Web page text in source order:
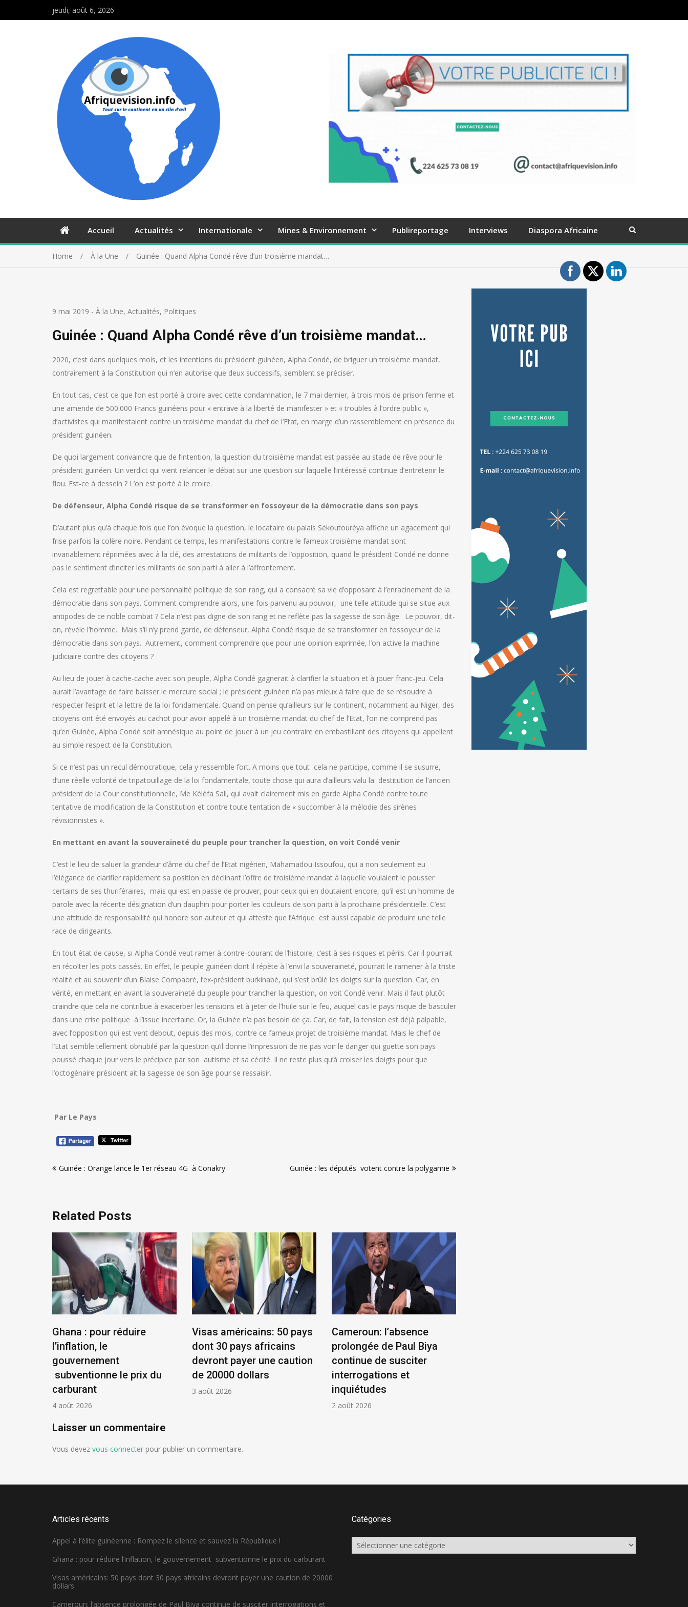
jeudi, août 6, 2026
Accueil Actualités Internationale Mines & Environnement Publireportage Interviews Diaspora Africaine
Home À la Une Guinée : Quand Alpha Condé rêve d’un troisième mandat…
9 mai 2019 - À la Une, Actualités, Politiques
Guinée : Quand Alpha Condé rêve d’un troisième mandat…
2020, c’est dans quelques mois, et les intentions du président guinéen, Alpha Condé, de briguer un troisième mandat,
contrairement à la Constitution qui n’en autorise que deux successifs, semblent se préciser.
En tout cas, c’est ce que l’on est porté à croire avec cette condamnation, le 7 mai dernier, à trois mois de prison ferme et
une amende de 500.000 Francs guinéens pour « entrave à la liberté de manifester » et « troubles à l’ordre public »,
d’activistes qui manifestaient contre un troisième mandat du chef de l’Etat, en marge d’un rassemblement en présence du
président guinéen.
De quoi largement convaincre que de l’intention, la question du troisième mandat est passée au stade de rêve pour le
président guinéen. Un verdict qui vient relancer le débat sur une question sur laquelle l’intéressé continue d’entretenir le
flou. Est-ce à dessein ? L’on est porté à le croire.
De défenseur, Alpha Condé risque de se transformer en fossoyeur de la démocratie dans son pays
D’autant plus qu’à chaque fois que l’on évoque la question, le locataire du palais Sékoutouréya affiche un agacement qui
frise parfois la colère noire. Pendant ce temps, les manifestations contre le fameux troisième mandat sont
invariablement réprimées avec à la clé, des arrestations de militants de l’opposition, quand le président Condé ne donne
pas le sentiment d’inciter les militants de son parti à aller à l’affrontement.
Cela est regrettable pour une personnalité politique de son rang, qui a consacré sa vie d’opposant à l’enracinement de la
démocratie dans son pays. Comment comprendre alors, une fois parvenu au pouvoir, une telle attitude qui se situe aux
antipodes de ce noble combat ? Cela n’est pas digne de son rang et ne reflète pas la sagesse de son âge. Le pouvoir, dit-
on, révèle l’homme. Mais s’il n’y prend garde, de défenseur, Alpha Condé risque de se transformer en fossoyeur de la
démocratie dans son pays. Autrement, comment comprendre que pour une opinion exprimée, l’on active la machine
judiciaire contre des citoyens ?
Au lieu de jouer à cache-cache avec son peuple, Alpha Condé gagnerait à clarifier la situation et à jouer franc-jeu. Cela
aurait l’avantage de faire baisser le mercure social ; le président guinéen n’a pas mieux à faire que de se résoudre à
respecter l’esprit et la lettre de la loi fondamentale. Quand on pense qu’ailleurs sur le continent, notamment au Niger, des
citoyens ont été envoyés au cachot pour avoir appelé à un troisième mandat du chef de l’Etat, l’on ne comprend pas
qu’en Guinée, Alpha Condé soit amnésique au point de jouer à un jeu contraire en embastillant des citoyens qui appellent
au simple respect de la Constitution.
Si ce n’est pas un recul démocratique, cela y ressemble fort. A moins que tout cela ne participe, comme il se susurre,
d’une réelle volonté de tripatouillage de la loi fondamentale, toute chose qui aura d’ailleurs valu la destitution de l’ancien
président de la Cour constitutionnelle, Me Kéléfa Sall, qui avait clairement mis en garde Alpha Condé contre toute
tentative de modification de la Constitution et contre toute tentation de « succomber à la mélodie des sirènes
révisionnistes ».
En mettant en avant la souveraineté du peuple pour trancher la question, on voit Condé venir
C’est le lieu de saluer la grandeur d’âme du chef de l’Etat nigérien, Mahamadou Issoufou, qui a non seulement eu
l’élégance de clarifier rapidement sa position en déclinant l’offre de troisième mandat à laquelle voulaient le pousser
certains de ses thuriféraires, mais qui est en passe de prouver, pour ceux qui en doutaient encore, qu’il est un homme de
parole avec la récente désignation d’un dauphin pour porter les couleurs de son parti à la prochaine présidentielle. C’est
une attitude de responsabilité qui honore son auteur et qui atteste que l’Afrique est aussi capable de produire une telle
race de dirigeants.
En tout état de cause, si Alpha Condé veut ramer à contre-courant de l’histoire, c’est à ses risques et périls. Car il pourrait
en récolter les pots cassés. En effet, le peuple guinéen dont il répète à l’envi la souveraineté, pourrait le ramener à la triste
réalité et au souvenir d’un Blaise Compaoré, l’ex-président burkinabè, qui s’est brûlé les doigts sur la question. Car, en
vérité, en mettant en avant la souveraineté du peuple pour trancher la question, on voit Condé venir. Mais il faut plutôt
craindre que cela ne contribue à exacerber les tensions et à jeter de l’huile sur le feu, auquel cas le pays risque de basculer
dans une crise politique à l’issue incertaine. Or, la Guinée n’a pas besoin de ça. Car, de fait, la tension est déjà palpable,
avec l’opposition qui est vent debout, depuis des mois, contre ce fameux projet de troisième mandat. Mais le chef de
l’Etat semble tellement obnubilé par la question qu’il donne l’impression de ne pas voir le danger qui guette son pays
poussé chaque jour vers le précipice par son autisme et sa cécité. Il ne reste plus qu’à croiser les doigts pour que
l’octogénaire président ait la sagesse de son âge pour se ressaisir.
Par Le Pays
deGuinée : Orange lance le 1er réseau 4G à Conakry Guinée : les députés votent contre la polygamie
Related Posts
Ghana : pour réduire
l’inflation, le
gouvernement
subventionne le prix du
carburant
4 août 2026
Visas américains: 50 pays
dont 30 pays africains
devront payer une caution
de 20000 dollars
3 août 2026
Cameroun: l’absence
prolongée de Paul Biya
continue de susciter
interrogations et
inquiétudes
2 août 2026
Laisser un commentaire
Vous devez vous connecter pour publier un commentaire.
Articles récents
Appel à l’élite guinéenne : Rompez le silence et sauvez la République !
Ghana : pour réduire l’inflation, le gouvernement subventionne le prix du carburant
Visas américains: 50 pays dont 30 pays africains devront payer une caution de 20000
dollars
Cameroun: l’absence prolongée de Paul Biya continue de susciter interrogations et
Catégories
Catégories